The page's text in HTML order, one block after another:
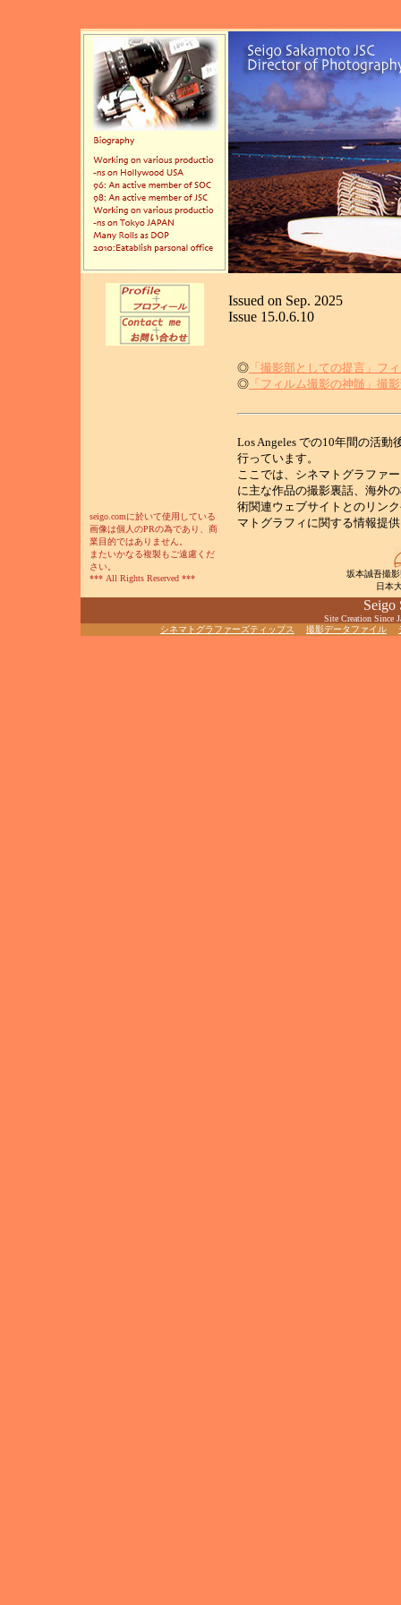
Issued on Sep. 2025
Issue 15.0.6.10
seigo.comに於いて使用している
画像は個人のPRの為であり、商
業目的ではありません。
またいかなる複製もご遠慮くだ
さい。
*** All Rights Reserved ***
◎ 「撮影部としての提言」フ
◎ 「フィルム撮影の神髄」撮
Los Angeles での10年間の活
行っています。
ここでは、シネマトグラファ
に主な作品の撮影裏話、海外
術関連ウェブサイトとのリン
マトグラフィに関する情報提
坂本誠吾撮
日本
Seigo
Site Creation Since
シネマトグラファーズティップス
撮影データファイル